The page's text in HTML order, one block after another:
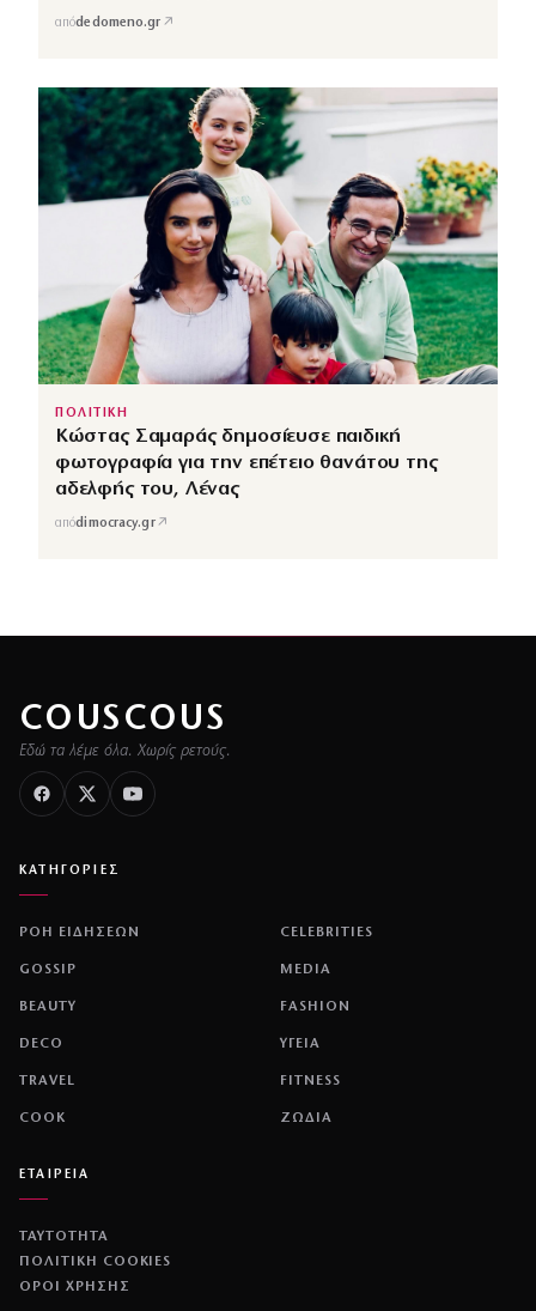
απόdedomeno.gr ↗
ΠΟΛΙΤΙΚΗ
Κώστας Σαμαράς δημοσίευσε παιδική
φωτογραφία για την επέτειο θανάτου της
αδελφής του, Λένας
απόdimocracy.gr↗
COUSCOUS
Εδώ τα λέμε όλα. Χωρίς ρετούς.
ΚΑΤΗΓΟΡΙΕΣ
ΡΟΗ ΕΙΔΗΣΕΩΝ CELEBRITIES
GOSSIP MEDIA
BEAUTY FASHION
DECO ΥΓΕΙΑ
TRAVEL FITNESS
COOK ΖΩΔΙΑ
ΕΤΑΙΡΕΙΑ
ΤΑΥΤΟΤΗΤΑ
ΠΟΛΙΤΙΚΉ COOKIES
ΌΡΟΙ ΧΡΉΣΗΣ